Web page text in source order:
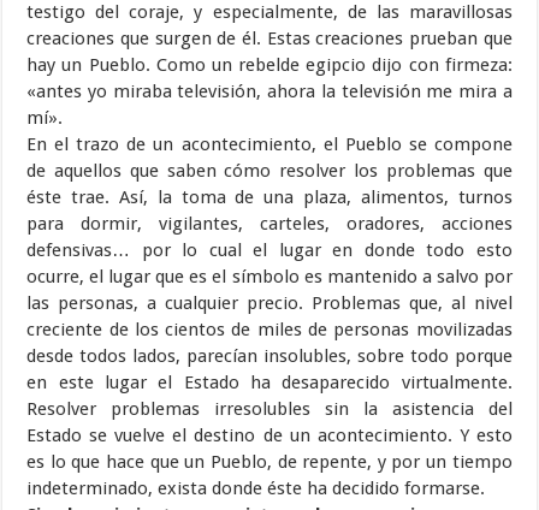
testigo del coraje, y especialmente, de las maravillosas
creaciones que surgen de él. Estas creaciones prueban que
hay un Pueblo. Como un rebelde egipcio dijo con firmeza:
«antes yo miraba televisión, ahora la televisión me mira a
mí».
En el trazo de un acontecimiento, el Pueblo se compone
de aquellos que saben cómo resolver los problemas que
éste trae. Así, la toma de una plaza, alimentos, turnos
para dormir, vigilantes, carteles, oradores, acciones
defensivas… por lo cual el lugar en donde todo esto
ocurre, el lugar que es el símbolo es mantenido a salvo por
las personas, a cualquier precio. Problemas que, al nivel
creciente de los cientos de miles de personas movilizadas
desde todos lados, parecían insolubles, sobre todo porque
en este lugar el Estado ha desaparecido virtualmente.
Resolver problemas irresolubles sin la asistencia del
Estado se vuelve el destino de un acontecimiento. Y esto
es lo que hace que un Pueblo, de repente, y por un tiempo
indeterminado, exista donde éste ha decidido formarse.